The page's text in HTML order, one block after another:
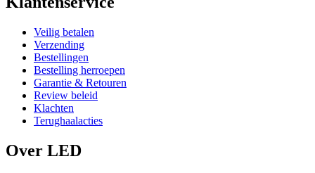
Veilig betalen
Verzending
Bestellingen
Bestelling herroepen
Garantie & Retouren
Review beleid
Klachten
Terughaalacties
Over LED